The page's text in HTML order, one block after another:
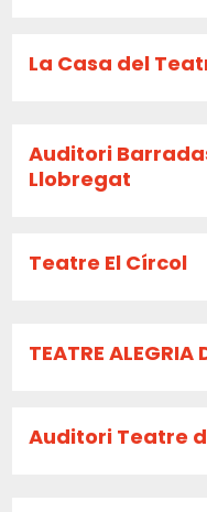
La Casa del
Auditori
Llobregat
Teatre El Círcol
TEATRE ALEGRIA
Auditori Teatre